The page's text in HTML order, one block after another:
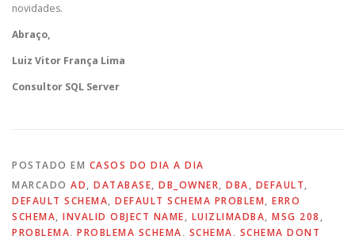
novidades.
Abraço,
Luiz Vitor França Lima
Consultor SQL Server
POSTADO EM CASOS DO DIA A DIA
MARCADO AD, DATABASE, DB_OWNER, DBA, DEFAULT,
DEFAULT SCHEMA, DEFAULT SCHEMA PROBLEM, ERRO
SCHEMA, INVALID OBJECT NAME, LUIZLIMADBA, MSG 208 ,
PROBLEMA, PROBLEMA SCHEMA, SCHEMA, SCHEMA DONT